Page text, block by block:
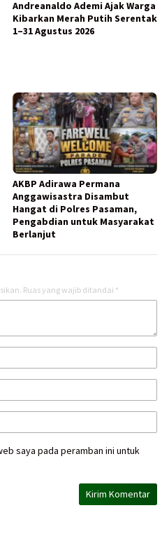
Andreanaldo Ademi Ajak Warga
Kibarkan Merah Putih Serentak
1–31 Agustus 2026
AKBP Adirawa Permana
Anggawisastra Disambut
Hangat di Polres Pasaman,
Pengabdian untuk Masyarakat
Berlanjut
Ruas yang wajib ditandai *
saya pada peramban ini untuk